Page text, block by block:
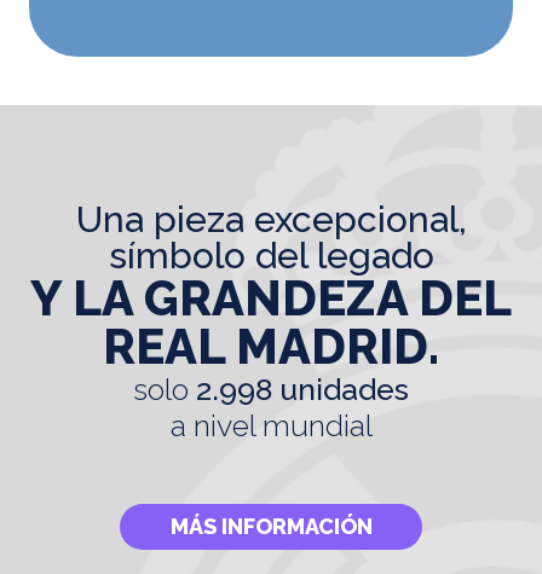
una pieza excepcional,
símbolo del legado
Y LA GRANDEZA DEL
REAL MADRID.
solo 2.998 unidades
a nivel mundial
MÁS INFORMACIÓN